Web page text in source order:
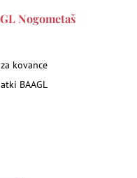
Nogometaš
kovance
BAAGL